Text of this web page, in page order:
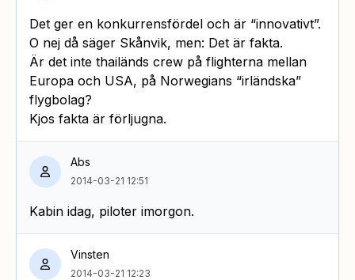
Det ger en konkurrensfördel och är “innovativt”.
O nej då säger Skånvik, men: Det är fakta.
Är det inte thailänds crew på flighterna mellan
Europa och USA, på Norwegians “irländska”
flygbolag?
Kjos fakta är förljugna.
Abs
2014-03-21 12:51
Kabin idag, piloter imorgon.
Vinsten
2014-03-21 12:23